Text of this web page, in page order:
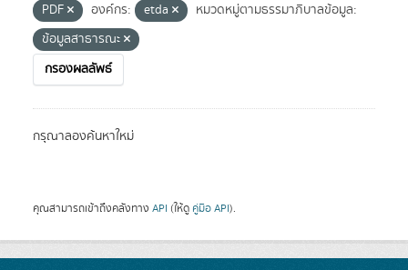
PDF
องค์กร: etda
หมวดหมู่ตามธรรมาภิบาลข้อมูล:
ข้อมูลสาธารณะ
กรองผลลัพธ์
กรุณาลองค้นหาใหม่
คุณสามารถเข้าถึงคลังทาง API (ให้ดู คู่มือ API).